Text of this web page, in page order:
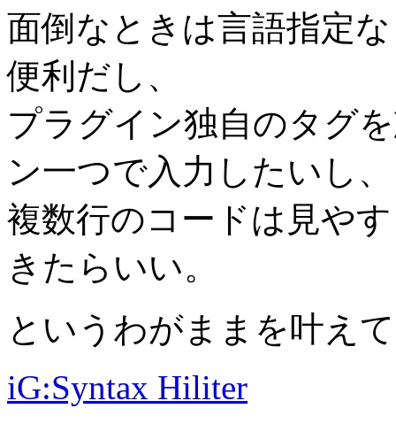
面倒なときは言語指定
便利だし、
プラグイン独自のタグ
ン一つで入力したいし、
複数行のコードは見や
きたらいい。
というわがままを叶え
iG:Syntax Hiliter